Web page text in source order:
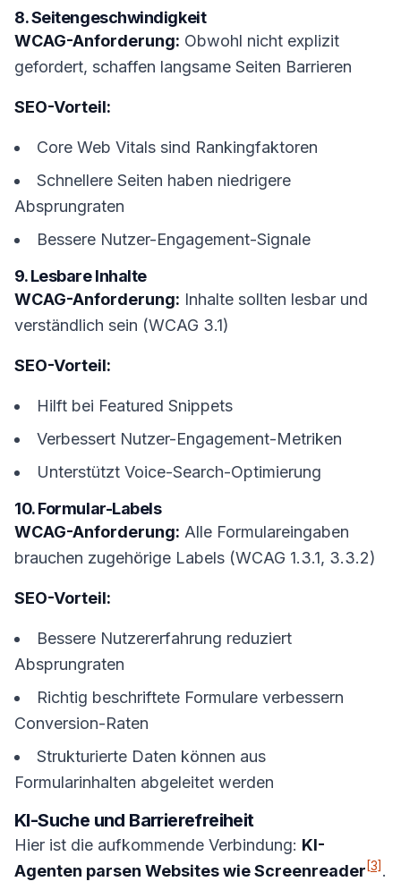
8. Seitengeschwindigkeit
WCAG-Anforderung: Obwohl nicht explizit
gefordert, schaffen langsame Seiten Barrieren
SEO-Vorteil:
Core Web Vitals sind Rankingfaktoren
Schnellere Seiten haben niedrigere
Absprungraten
Bessere Nutzer-Engagement-Signale
9. Lesbare Inhalte
WCAG-Anforderung: Inhalte sollten lesbar und
verständlich sein (WCAG 3.1)
SEO-Vorteil:
Hilft bei Featured Snippets
Verbessert Nutzer-Engagement-Metriken
Unterstützt Voice-Search-Optimierung
10. Formular-Labels
WCAG-Anforderung: Alle Formulareingaben
brauchen zugehörige Labels (WCAG 1.3.1, 3.3.2)
SEO-Vorteil:
Bessere Nutzererfahrung reduziert
Absprungraten
Richtig beschriftete Formulare verbessern
Conversion-Raten
Strukturierte Daten können aus
Formularinhalten abgeleitet werden
KI-Suche und Barrierefreiheit
Hier ist die aufkommende Verbindung: KI-
Agenten parsen Websites wie Screenreader [3] .